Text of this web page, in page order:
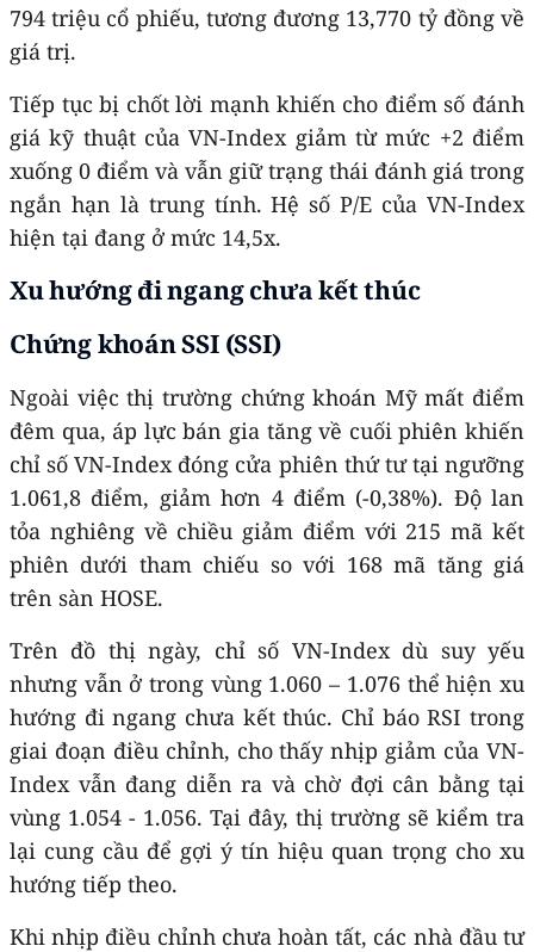
794 triệu cổ phiếu, tương đương 13,770 tỷ đồng về
giá trị.
Tiếp tục bị chốt lời mạnh khiến cho điểm số đánh
giá kỹ thuật của VN-Index giảm từ mức +2 điểm
xuống 0 điểm và vẫn giữ trạng thái đánh giá trong
ngắn hạn là trung tính. Hệ số P/E của VN-Index
hiện tại đang ở mức 14,5x.
Xu hướng đi ngang chưa kết thúc
Chứng khoán SSI (SSI)
Ngoài việc thị trường chứng khoán Mỹ mất điểm
đêm qua, áp lực bán gia tăng về cuối phiên khiến
chỉ số VN-Index đóng cửa phiên thứ tư tại ngưỡng
1.061,8 điểm, giảm hơn 4 điểm (-0,38%). Độ lan
tỏa nghiêng về chiều giảm điểm với 215 mã kết
phiên dưới tham chiếu so với 168 mã tăng giá
trên sàn HOSE.
Trên đồ thị ngày, chỉ số VN-Index dù suy yếu
nhưng vẫn ở trong vùng 1.060 – 1.076 thể hiện xu
hướng đi ngang chưa kết thúc. Chỉ báo RSI trong
giai đoạn điều chỉnh, cho thấy nhịp giảm của VN-
Index vẫn đang diễn ra và chờ đợi cân bằng tại
vùng 1.054 - 1.056. Tại đây, thị trường sẽ kiểm tra
lại cung cầu để gợi ý tín hiệu quan trọng cho xu
hướng tiếp theo.
Khi nhịp điều chỉnh chưa hoàn tất, các nhà đầu tư